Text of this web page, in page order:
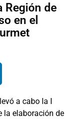
Región de
en el
a cabo la I
la elaboración de